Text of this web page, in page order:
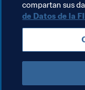
Temas
compartan sus
de Datos de la